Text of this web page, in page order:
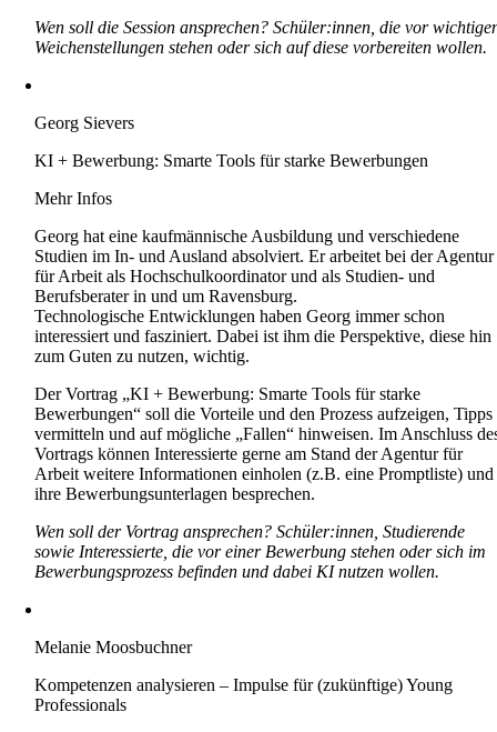
Wen soll die Session ansprechen? Schüler:innen, die vor
Weichenstellungen stehen oder sich auf diese vorbereiten wollen.
Georg Sievers
KI + Bewerbung: Smarte Tools für starke Bewerbungen
Mehr Infos
Georg hat eine kaufmännische Ausbildung und verschiedene
Studien im In- und Ausland absolviert. Er arbeitet bei der Agentur
für Arbeit als Hochschulkoordinator und als Studien- und
Berufsberater in und um Ravensburg.
Technologische Entwicklungen haben Georg immer schon
interessiert und fasziniert. Dabei ist ihm die Perspektive, diese hin
zum Guten zu nutzen, wichtig.
Der Vortrag „KI + Bewerbung: Smarte Tools für starke
Bewerbungen“ soll die Vorteile und den Prozess aufzeigen, Tipps
vermitteln und auf mögliche „Fallen“ hinweisen. Im Anschluss
Vortrags können Interessierte gerne am Stand der Agentur für
Arbeit weitere Informationen einholen (z.B. eine Promptliste) und
ihre Bewerbungsunterlagen besprechen.
Wen soll der Vortrag ansprechen? Schüler:innen, Studierende
sowie Interessierte, die vor einer Bewerbung stehen oder sich im
Bewerbungsprozess befinden und dabei KI nutzen wollen.
Melanie Moosbuchner
Kompetenzen analysieren – Impulse für (zukünftige) Young
Professionals